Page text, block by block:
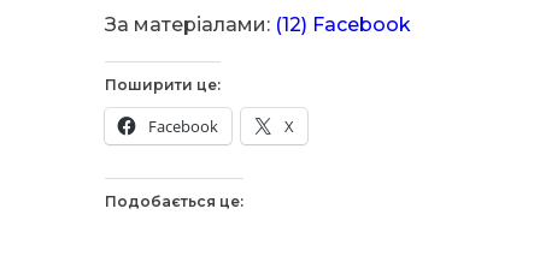
За матеріалами: (12) Facebook
Поширити це:
Facebook X
Подобається це: